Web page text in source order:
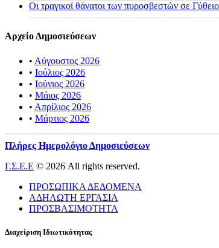
Οι τραγικοί θάνατοι των πυροσβεστών σε
Αρχείο Δημοσιεύσεων
• Αύγουστος 2026
• Ιούλιος 2026
• Ιούνιος 2026
• Μάιος 2026
• Απρίλιος 2026
• Μάρτιος 2026
Πλήρες Ημερολόγιο Δημοσιεύσεων
Γ.Σ.Ε.Ε © 2026 All rights reserved.
ΠΡΟΣΩΠΙΚΑ ΔΕΔΟΜΕΝΑ
ΑΔΗΛΩΤΗ ΕΡΓΑΣΙΑ
ΠΡΟΣΒΑΣΙΜΟΤΗΤΑ
Διαχείριση Ιδιωτικότητας